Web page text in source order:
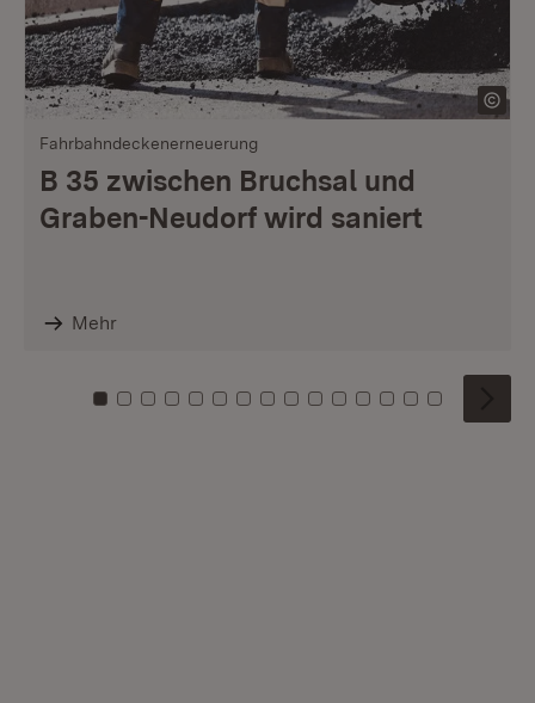
Fahrbahndeckenerneuerung
B 35 zwischen Bruchsal und
Graben-Neudorf wird saniert
Mehr
Zu Kachel: 0
Zu Kachel: 1
Zu Kachel: 2
Zu Kachel: 3
Zu Kachel: 4
Zu Kachel: 5
Zu Kachel: 6
Zu Kachel: 7
Zu Kachel: 8
Zu Kachel: 9
Zu Kachel: 10
Zu Kachel: 11
Zu Kachel: 12
Zu Kachel:
Zu